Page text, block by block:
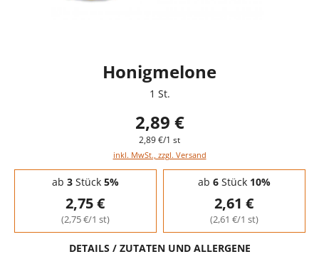
Honigmelone
1 St.
2,89 €
2,89 €/1 st
inkl. MwSt., zzgl. Versand
Staffelpreise - Mengenrabatt
ab 3Stück 5%
2,75 €
(2,75 €/1 st)
ab 6Stück 10%
2,61 €
(2,61 €/1 st)
DETAILS / ZUTATEN UND ALLERGENE